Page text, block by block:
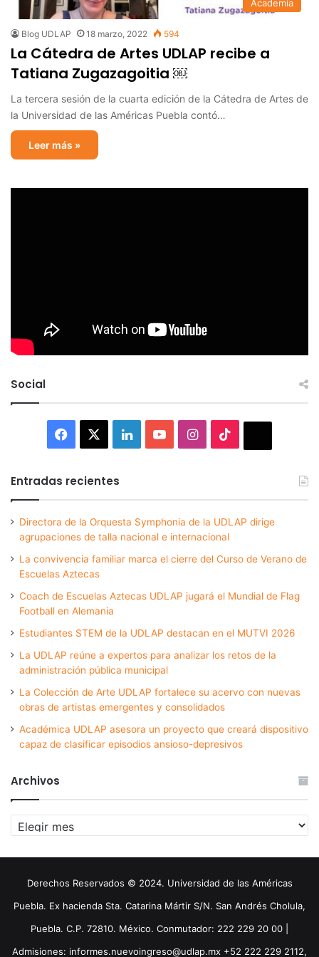
Academia
Blog UDLAP 18 marzo, 2022 594
La Cátedra de Artes UDLAP recibe a
Tatiana Zugazagoitia ￼
La tercera sesión de la cuarta edición de la Cátedra de Artes de
la Universidad de las Américas Puebla contó…
Leer más »
Social
Facebook LinkedInYouTubeInstagram
Entradas recientes
Directora de la Orquesta Symphonia de la UDLAP dirige
agrupaciones de talla nacional e internacional
La convivencia familiar marca el cierre del Curso de Verano de
Escuelas Aztecas
Coach de Escuelas Aztecas UDLAP jugará el Mundial de Flag
Football en Alemania
Estudiantes STEM de la UDLAP destacan en el MUTVI 2026
La UDLAP reúne a expertos para analizar los retos de la
administración pública municipal
La Colección de Arte UDLAP fortalece su acervo con nuevas
obras de artistas emergentes y consolidados
Académica UDLAP asesora un proyecto que creará dispositivo
capaz de clasificar episodios ansioso-depresivos
Archivos
Archivos
Derechos Reservados © 2024. Universidad de las Américas
Puebla. Ex hacienda Sta. Catarina Mártir S/N. San Andrés Cholula,
Puebla. C.P. 72810. México. Conmutador: 222 229 20 00 |
Admisiones: informes.nuevoingreso@udlap.mx +52 222 229 2112,